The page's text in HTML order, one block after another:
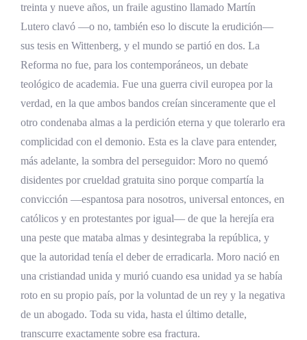
treinta y nueve años, un fraile agustino llamado Martín
Lutero clavó —o no, también eso lo discute la erudición—
sus tesis en Wittenberg, y el mundo se partió en dos. La
Reforma no fue, para los contemporáneos, un debate
teológico de academia. Fue una guerra civil europea por la
verdad, en la que ambos bandos creían sinceramente que el
otro condenaba almas a la perdición eterna y que tolerarlo era
complicidad con el demonio. Esta es la clave para entender,
más adelante, la sombra del perseguidor: Moro no quemó
disidentes por crueldad gratuita sino porque compartía la
convicción —espantosa para nosotros, universal entonces, en
católicos y en protestantes por igual— de que la herejía era
una peste que mataba almas y desintegraba la república, y
que la autoridad tenía el deber de erradicarla. Moro nació en
una cristiandad unida y murió cuando esa unidad ya se había
roto en su propio país, por la voluntad de un rey y la negativa
de un abogado. Toda su vida, hasta el último detalle,
transcurre exactamente sobre esa fractura.